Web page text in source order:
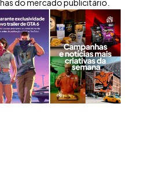
do mercado publicitário.